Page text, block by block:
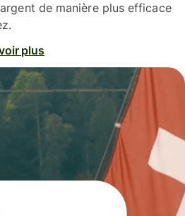
de manière plus efficace
plus